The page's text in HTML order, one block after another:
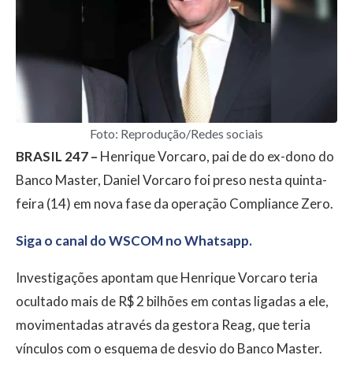
Foto: Reprodução/Redes sociais
BRASIL 247 – Henrique Vorcaro, pai de do ex-dono do
Banco Master, Daniel Vorcaro foi preso nesta quinta-
feira (14) em nova fase da operação Compliance Zero.
Siga o canal do WSCOM no Whatsapp.
Investigações apontam que Henrique Vorcaro teria
ocultado mais de R$ 2 bilhões em contas ligadas a ele,
movimentadas através da gestora Reag, que teria
vínculos com o esquema de desvio do Banco Master.